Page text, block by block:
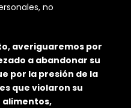
no
averiguaremos por
a abandonar su
por la presión de la
que violaron su
alimentos,